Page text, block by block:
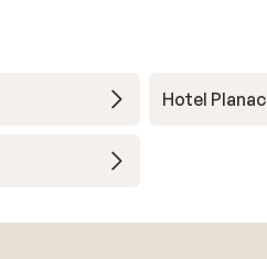
Hotel Planac